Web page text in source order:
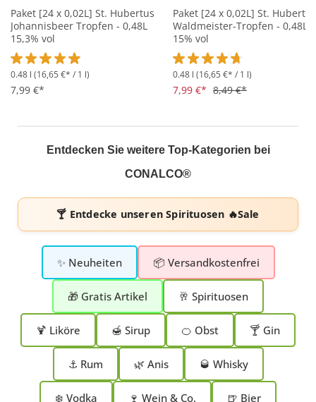
Paket [24 x 0,02L] St. Hubertus
Johannisbeer Tropfen - 0,48L
15,3% vol
Durchschnittliche Bewertung von 4.8 von 5 Sternen
0.48 l (16,65 €* / 1 l)
7,99 €*
Paket [24 x 0,02L] St. Hubertus
Waldmeister-Tropfen - 0,48L
15% vol
Durchschnittliche
0.48 l (16,65 €* / 1 l)
7,99 €* 8,49 €*
Entdecken Sie weitere Top-Kategorien bei
CONALCO®
🍸 Entdecke unserenSpirituosen 🔥Sale
✨ Neuheiten 📦 Versandkostenfrei
🎁 Gratis Artikel 🥂 Spirituosen
🍹 Liköre 🍯 Sirup 🍊 Obst 🍸 Gin
⚓ Rum 🌿 Anis 🥃 Whisky
❄️ Vodka 🍷 Wein & Co. 🍺 Bier